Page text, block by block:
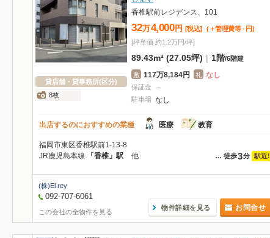
貸店舗・貸事務所(区分)
8枚
香椎駅前レジデンス、101
32万4,000 円 [税込] (＋管理費等 - 円)
[坪単価 約1.2万円/坪]
89.43m² (27.05坪) | 1階/6階建
敷 117万8,184円 礼 なし
保証金 －
駐車場 なし
出店するのにおすすめの業種 医療 教育
福岡市東区香椎駅前1-13-8
… 徒歩3分 駅近!
JR鹿児島本線 「香椎」駅 他
(株)El rey
092-707-6061
この会社の全物件を見る
物件詳細を見る お問合せ